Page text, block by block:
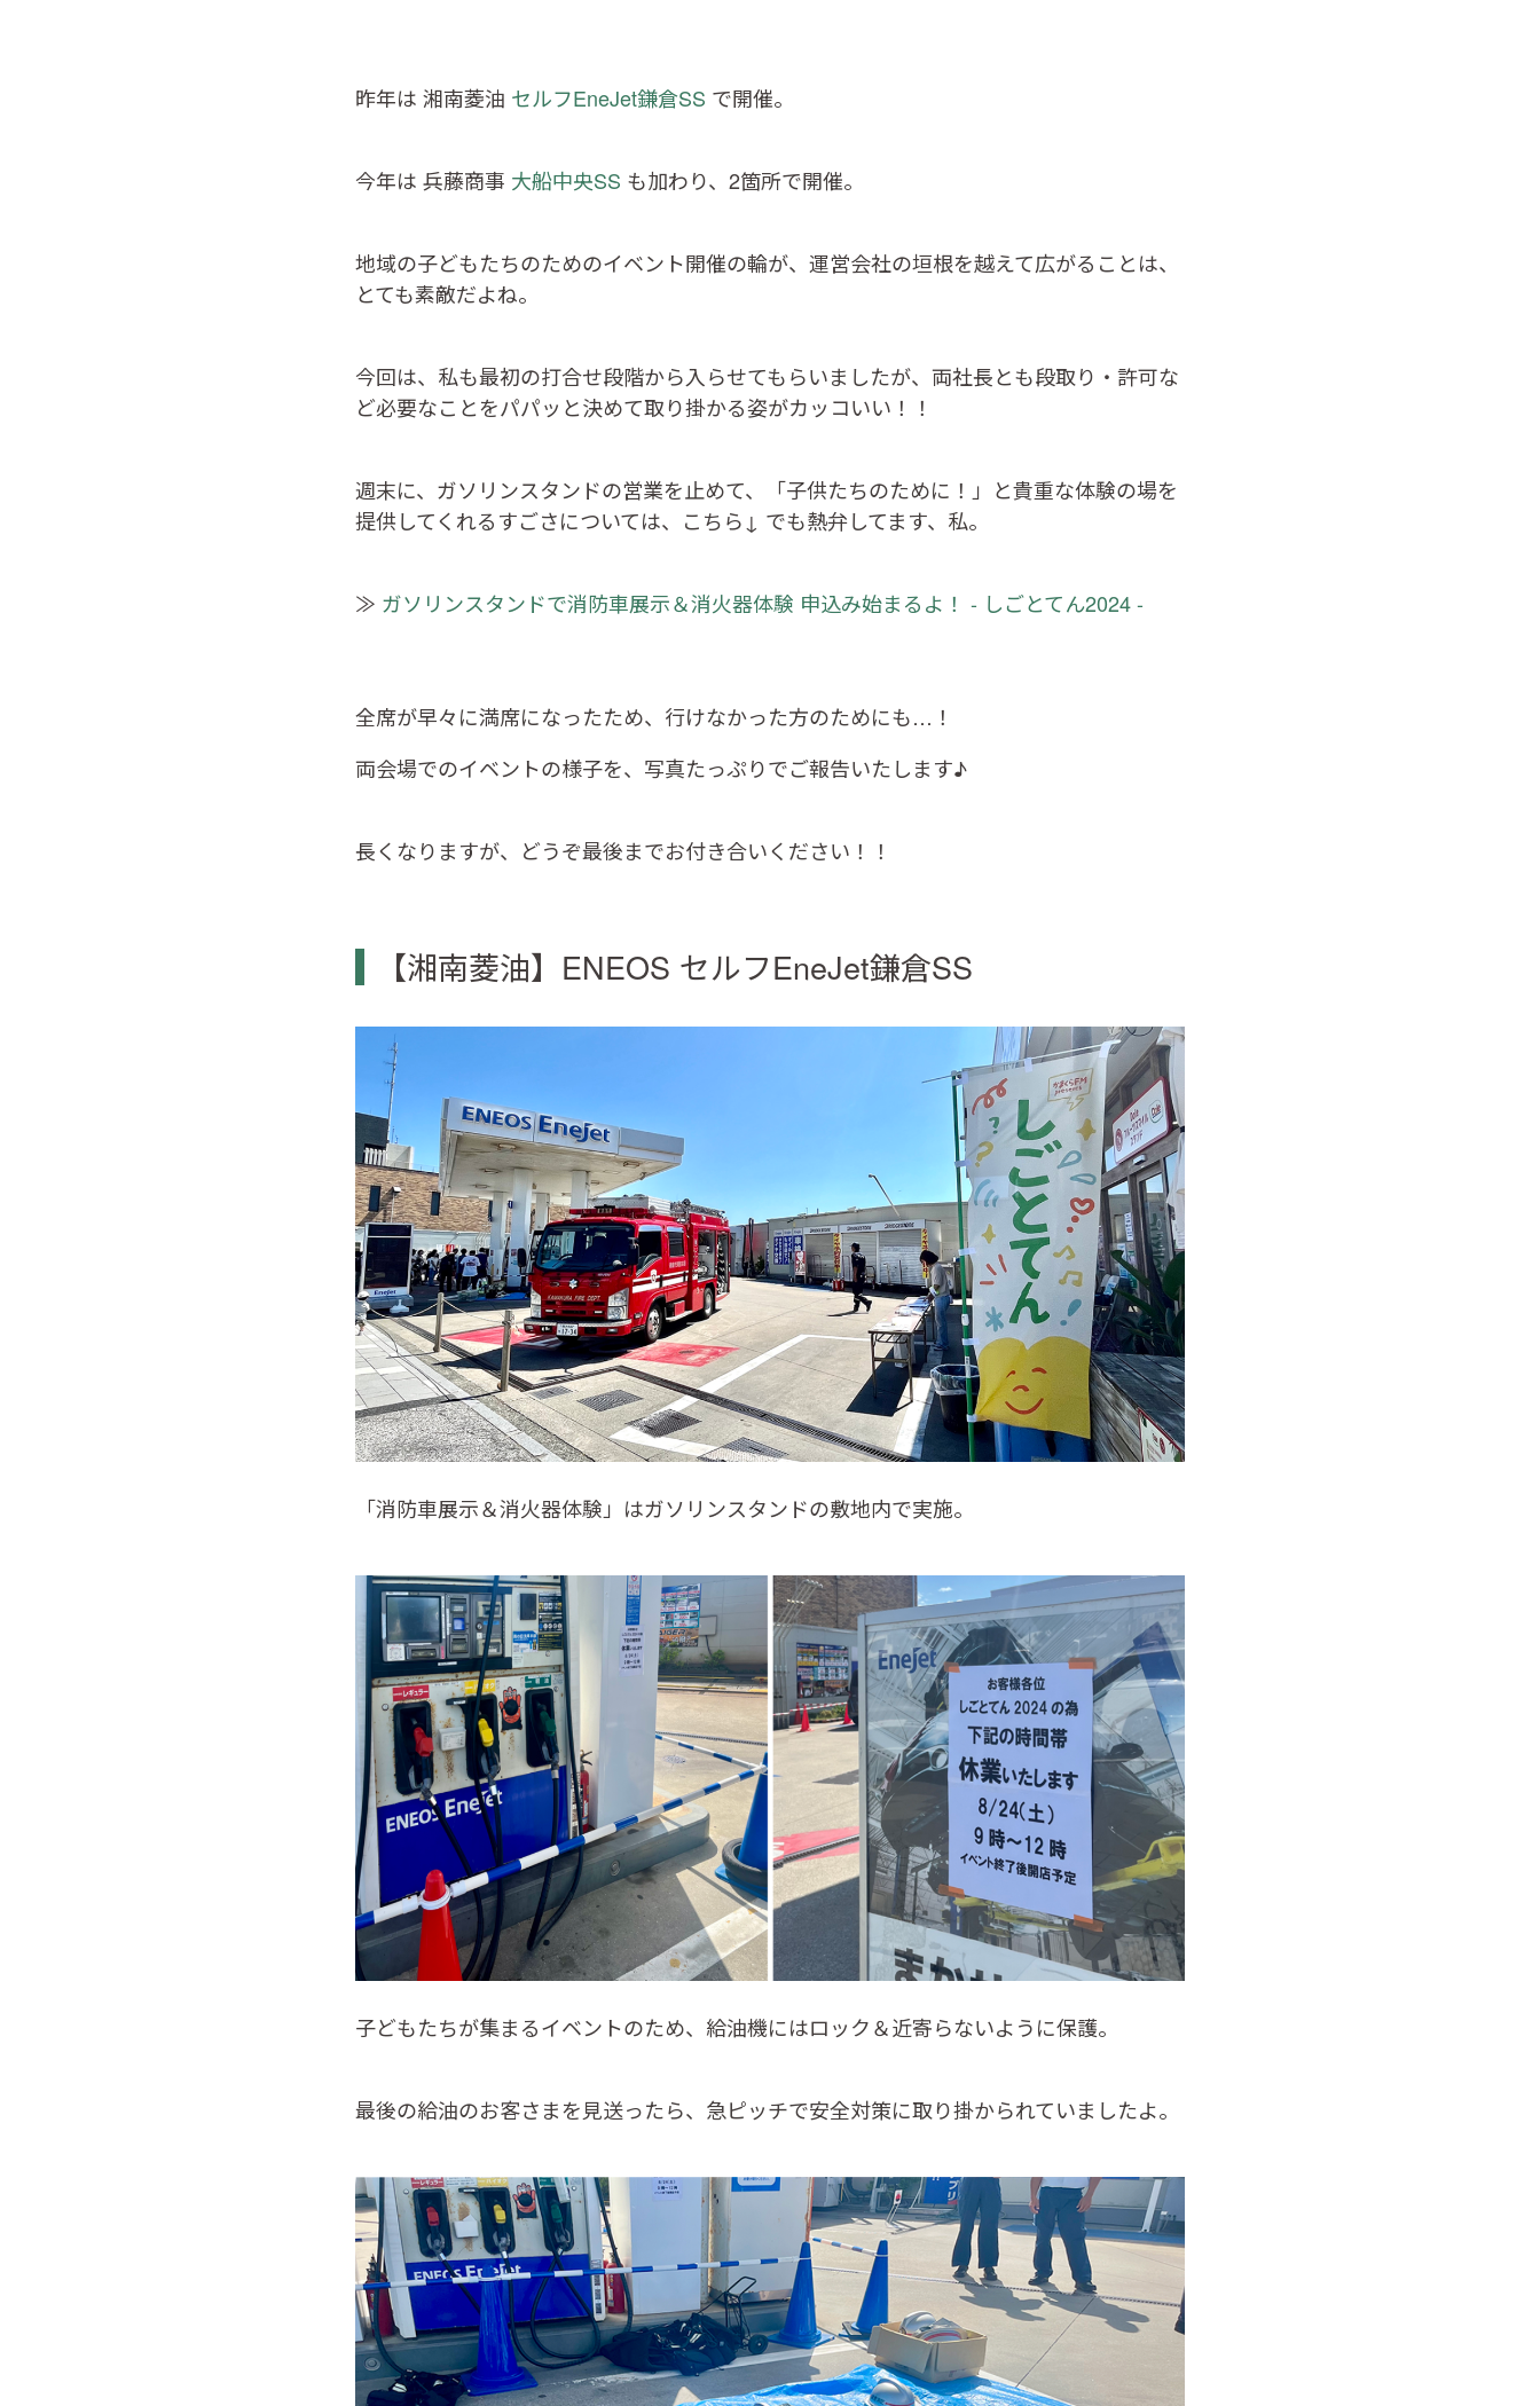
昨年は 湘南菱油 セルフEneJet鎌倉SS で開催。
今年は 兵藤商事 大船中央SS も加わり、2箇所で開催。
地域の子どもたちのためのイベント開催の輪が、運営会社の垣根を越えて広がることは、
とても素敵だよね。
今回は、私も最初の打合せ段階から入らせてもらいましたが、両社長とも段取り・許可な
ど必要なことをパパッと決めて取り掛かる姿がカッコいい！！
週末に、ガソリンスタンドの営業を止めて、「子供たちのために！」と貴重な体験の場を
提供してくれるすごさについては、こちら↓ でも熱弁してます、私。
≫ ガソリンスタンドで消防車展示＆消火器体験 申込み始まるよ！ - しごとてん2024 -
全席が早々に満席になったため、行けなかった方のためにも…！
両会場でのイベントの様子を、写真たっぷりでご報告いたします♪
長くなりますが、どうぞ最後までお付き合いください！！
【湘南菱油】ENEOS セルフEneJet鎌倉SS
「消防車展示＆消火器体験」はガソリンスタンドの敷地内で実施。
子どもたちが集まるイベントのため、給油機にはロック＆近寄らないように保護。
最後の給油のお客さまを見送ったら、急ピッチで安全対策に取り掛かられていましたよ。